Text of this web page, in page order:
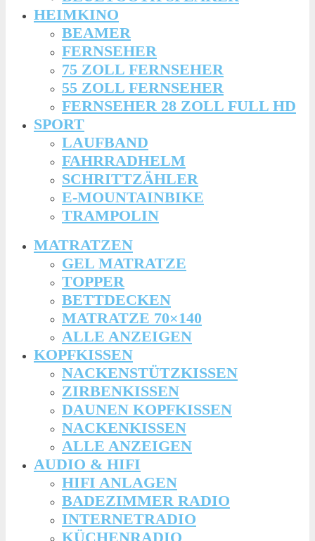
HEIMKINO
BEAMER
FERNSEHER
75 ZOLL FERNSEHER
55 ZOLL FERNSEHER
FERNSEHER 28 ZOLL FULL HD
SPORT
LAUFBAND
FAHRRADHELM
SCHRITTZÄHLER
E-MOUNTAINBIKE
TRAMPOLIN
MATRATZEN
GEL MATRATZE
TOPPER
BETTDECKEN
MATRATZE 70×140
ALLE ANZEIGEN
KOPFKISSEN
NACKENSTÜTZKISSEN
ZIRBENKISSEN
DAUNEN KOPFKISSEN
NACKENKISSEN
ALLE ANZEIGEN
AUDIO & HIFI
HIFI ANLAGEN
BADEZIMMER RADIO
INTERNETRADIO
KÜCHENRADIO